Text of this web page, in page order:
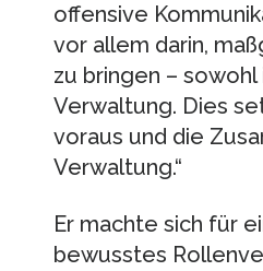
offensive
vor allem darin,
zu bringen –
Verwaltung. Dies
voraus und die
Verwaltung.“
Er machte sich für
bewusstes